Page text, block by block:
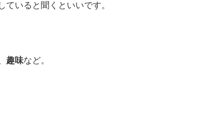
いると聞くといいです。
趣味など。